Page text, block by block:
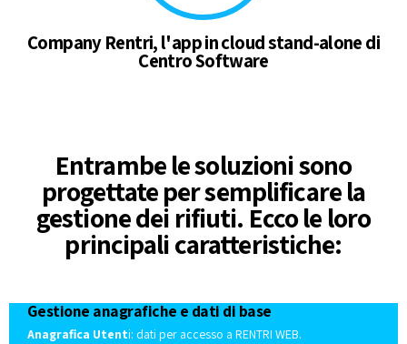
Company Rentri, l'app in cloud stand-alone di
Centro Software
Entrambe le soluzioni sono
progettate per semplificare la
gestione dei rifiuti. Ecco le loro
principali caratteristiche:
Gestione anagrafiche e dati di base
Anagrafica Utenti: dati per accesso a RENTRI WEB.